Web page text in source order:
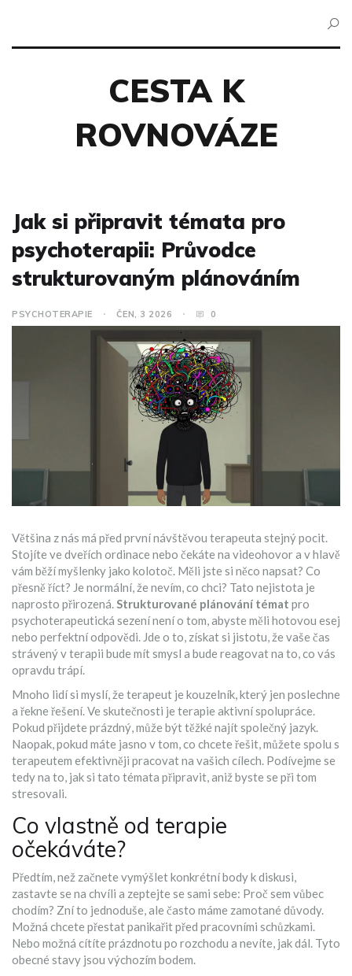
CESTA K
ROVNOVÁZE
Jak si připravit témata pro
psychoterapii: Průvodce
strukturovaným plánováním
PSYCHOTERAPIE ČEN, 3 2026 0
Většina z nás má před první návštěvou terapeuta stejný pocit.
Stojíte ve dveřích ordinace nebo čekáte na videohovor a v hlavě
vám běží myšlenky jako kolotoč. Měli jste si něco napsat? Co
přesně říct? Je normální, že nevím, co chci? Tato nejistota je
naprosto přirozená.Strukturované plánování témat pro
psychoterapeutická sezení není o tom, abyste měli hotovou esej
nebo perfektní odpovědi. Jde o to, získat si jistotu, že vaše čas
strávený v terapii bude mít smysl a bude reagovat na to, co vás
opravdu trápí.
Mnoho lidí si myslí, že terapeut je kouzelník, který jen poslechne
a řekne řešení. Ve skutečnosti je terapie aktivní spolupráce.
Pokud přijdete prázdný, může být těžké najít společný jazyk.
Naopak, pokud máte jasno v tom, co chcete řešit, můžete spolu s
terapeutem efektivněji pracovat na vašich cílech. Podívejme se
tedy na to, jak si tato témata připravit, aniž byste se při tom
stresovali.
Co vlastně od terapie
očekáváte?
Předtím, než začnete vymýšlet konkrétní body k diskusi,
zastavte se na chvíli a zeptejte se sami sebe: Proč sem vůbec
chodím? Zní to jednoduše, ale často máme zamotané důvody.
Možná chcete přestat panikařit před pracovními schůzkami.
Nebo možná cítíte prázdnotu po rozchodu a nevíte, jak dál. Tyto
obecné stavy jsou výchozím bodem.